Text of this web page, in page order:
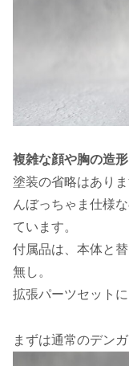
複雑な顔や胸の造
塗装の省略はあり
んぼっちゃま仕様
ています。
付属品は、本体と
無し。
拡張パーツセット
まずは通常のデン